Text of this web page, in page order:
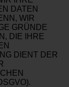
DATEN
WIR
GRÜNDE
DIE IHRE
DIENT DER